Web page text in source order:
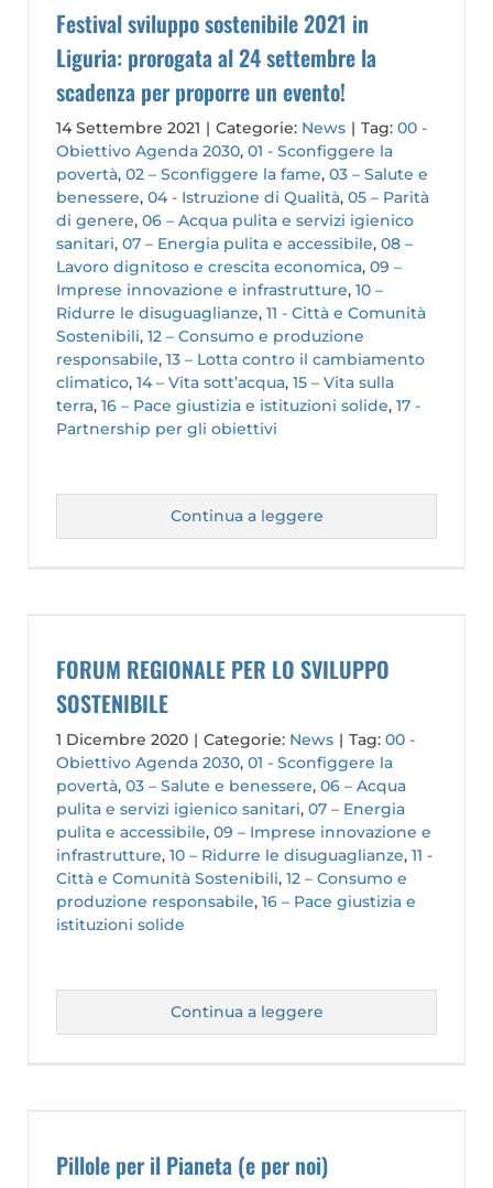
Festival sviluppo sostenibile 2021 in
Liguria: prorogata al 24 settembre la
scadenza per proporre un evento!
14 Settembre 2021 | Categorie: News | Tag: 00 -
Obiettivo Agenda 2030, 01 - Sconfiggere la
povertà, 02 – Sconfiggere la fame, 03 – Salute e
benessere, 04 - Istruzione di Qualità, 05 – Parità
di genere, 06 – Acqua pulita e servizi igienico
sanitari, 07 – Energia pulita e accessibile, 08 –
Lavoro dignitoso e crescita economica, 09 –
Imprese innovazione e infrastrutture, 10 –
Ridurre le disuguaglianze, 11 - Città e Comunità
Sostenibili, 12 – Consumo e produzione
responsabile, 13 – Lotta contro il cambiamento
climatico, 14 – Vita sott’acqua, 15 – Vita sulla
terra, 16 – Pace giustizia e istituzioni solide, 17 -
Partnership per gli obiettivi
Continua a leggere
FORUM REGIONALE PER LO SVILUPPO
SOSTENIBILE
1 Dicembre 2020 | Categorie: News | Tag: 00 -
Obiettivo Agenda 2030, 01 - Sconfiggere la
povertà, 03 – Salute e benessere, 06 – Acqua
pulita e servizi igienico sanitari, 07 – Energia
pulita e accessibile, 09 – Imprese innovazione e
infrastrutture, 10 – Ridurre le disuguaglianze, 11 -
Città e Comunità Sostenibili, 12 – Consumo e
produzione responsabile, 16 – Pace giustizia e
istituzioni solide
Continua a leggere
Pillole per il Pianeta (e per noi)